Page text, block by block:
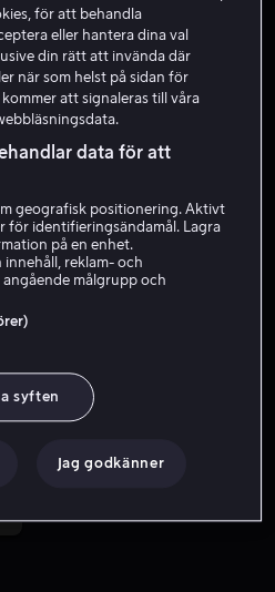
för att behandla
eller hantera dina val
din rätt att invända där
när som helst på sidan för
att signaleras till våra
data för att
geografisk positionering. Aktivt
för identifieringsändamål. Lagra
på en enhet.
innehåll, reklam- och
målgrupp och
syften
Jag godkänner